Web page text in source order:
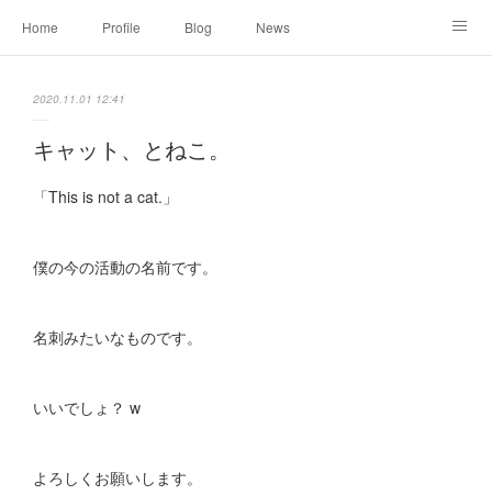
Home Profile Blog News
2020.11.01 12:41
キャット、とねこ。
「This is not a cat.」
僕の今の活動の名前です。
名刺みたいなものです。
いいでしょ？ w
よろしくお願いします。